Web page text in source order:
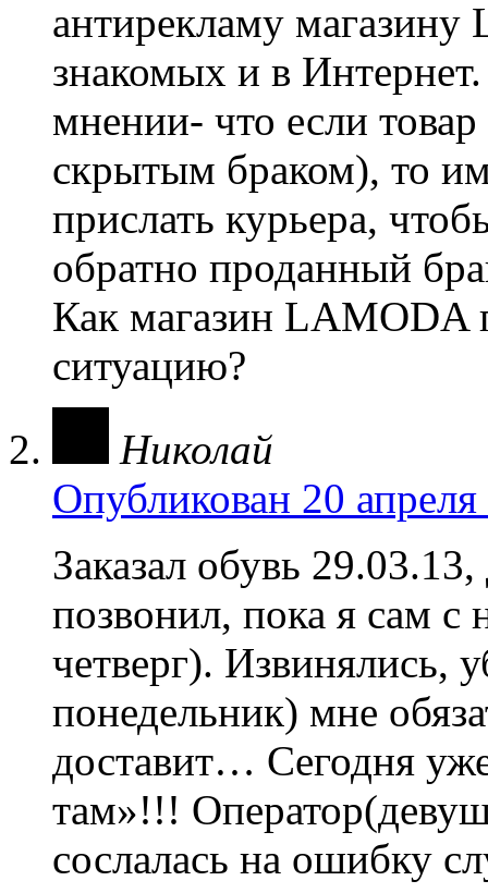
антирекламу
знакомых и в
мнении- что если
скрытым браком), то
прислать курьера,
обратно проданный
Как магазин LAMODA
ситуацию?
Николай
Опубликован 20
Заказал обувь
позвонил, пока я сам с
четверг). Извинялись,
понедельник) мне
доставит… Сегодня
там»!!!
сослалась на ошибку